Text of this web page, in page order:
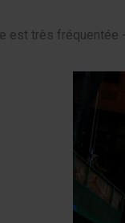
est très fréquentée